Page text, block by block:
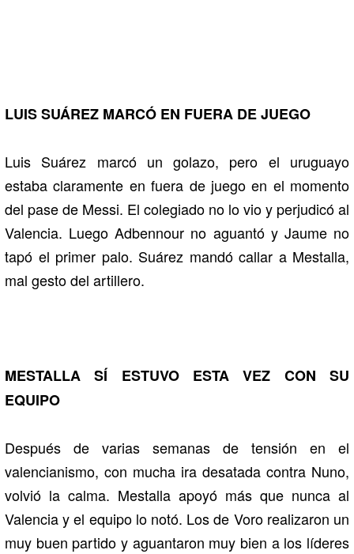
LUIS SUÁREZ MARCÓ EN FUERA DE JUEGO
Luis Suárez marcó un golazo, pero el uruguayo
estaba claramente en fuera de juego en el momento
del pase de Messi. El colegiado no lo vio y perjudicó al
Valencia. Luego Adbennour no aguantó y Jaume no
tapó el primer palo. Suárez mandó callar a Mestalla,
mal gesto del artillero.
MESTALLA SÍ ESTUVO ESTA VEZ CON SU
EQUIPO
Después de varias semanas de tensión en el
valencianismo, con mucha ira desatada contra Nuno,
volvió la calma. Mestalla apoyó más que nunca al
Valencia y el equipo lo notó. Los de Voro realizaron un
muy buen partido y aguantaron muy bien a los líderes